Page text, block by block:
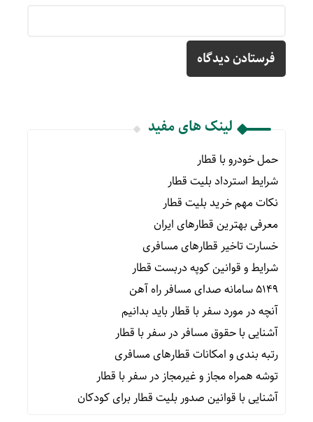
لینک های مفید
حمل خودرو با قطار
شرایط استرداد بلیت قطار
نکات مهم خرید بلیت قطار
معرفی بهترین قطارهای ایران
خسارت تاخیر قطارهای مسافری
شرایط و قوانین کوپه دربست قطار
۵۱۴۹ سامانه صدای مسافر راه آهن
آنچه در مورد سفر با قطار باید بدانیم
آشنایی با حقوق مسافر در سفر با قطار
رتبه بندی و امکانات قطارهای مسافری
توشه همراه مجاز و غیرمجاز در سفر با قطار
آشنایی با قوانین صدور بلیت قطار برای کودکان